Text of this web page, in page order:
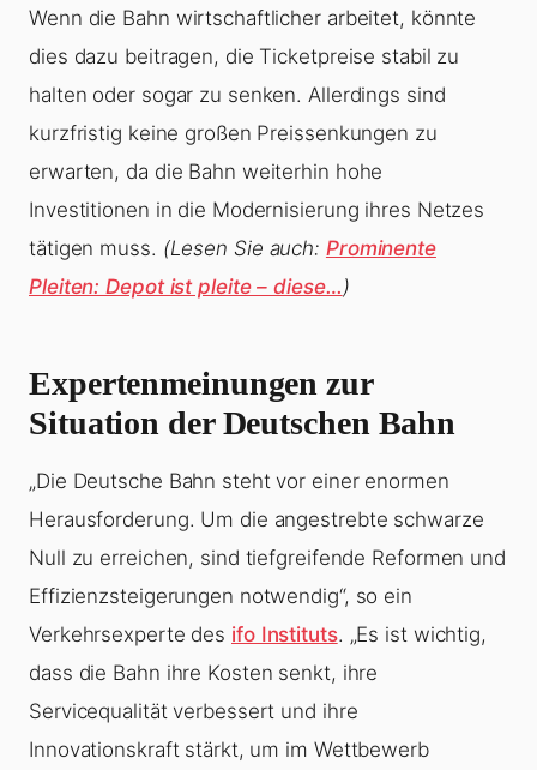
Wenn die Bahn wirtschaftlicher arbeitet, könnte
dies dazu beitragen, die Ticketpreise stabil zu
halten oder sogar zu senken. Allerdings sind
kurzfristig keine großen Preissenkungen zu
erwarten, da die Bahn weiterhin hohe
Investitionen in die Modernisierung ihres Netzes
tätigen muss. (Lesen Sie auch: Prominente
Pleiten: Depot ist pleite – diese… )
Expertenmeinungen zur
Situation der Deutschen Bahn
„Die Deutsche Bahn steht vor einer enormen
Herausforderung. Um die angestrebte schwarze
Null zu erreichen, sind tiefgreifende Reformen und
Effizienzsteigerungen notwendig“, so ein
Verkehrsexperte des ifo Instituts. „Es ist wichtig,
dass die Bahn ihre Kosten senkt, ihre
Servicequalität verbessert und ihre
Innovationskraft stärkt, um im Wettbewerb